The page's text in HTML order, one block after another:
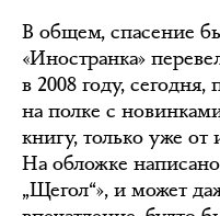
В общем, спасение
«Иностранка»
в 2008 году,
на полке с
книгу, только уже от
На обложке
„Щегол“», и может